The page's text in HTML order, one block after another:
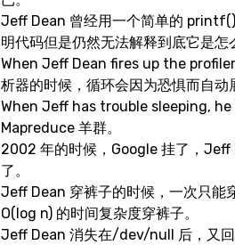
Jeff Dean 曾经用一个简单的
明代码但是仍然无法解释到底它是怎
When Jeff Dean fires up the
析器的时候，循环会因为恐惧而自动
When Jeff has trouble sleeping,
Mapreduce 羊群。
2002 年的时候，Google 挂了，Jeff
了。
Jeff Dean 穿裤子的时候，一次只能
O(log n) 的时间复杂度穿裤子。
Jeff Dean 消失在/dev/null 后，又回